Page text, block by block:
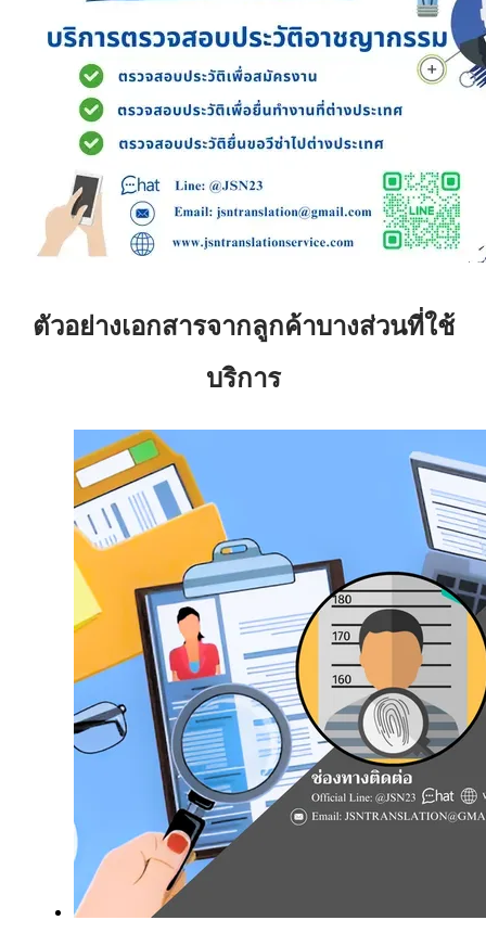
ตัวอย่างเอกสารจากลูกค้าบางส่วนที่ใช้
บริการ